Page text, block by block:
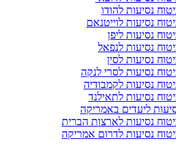
נסיעות להודו
נסיעות לוייטנאם
נסיעות ליפן
נסיעות לנפאל
נסיעות לסין
נסיעות לסרי לנקה
נסיעות לקמבודיה
נסיעות לתאילנד
ליעדים באמריקה
נסיעות לארצות הברית
נסיעות לדרום אמריקה